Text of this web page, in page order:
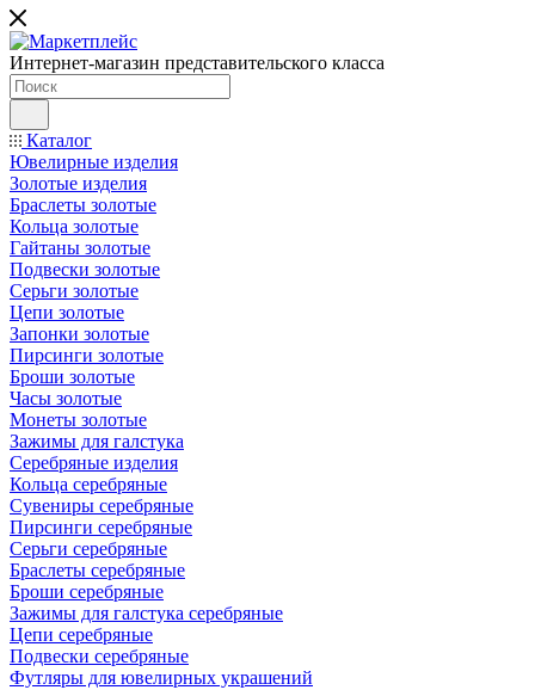
Интернет-магазин представительского класса
Каталог
Ювелирные изделия
Золотые изделия
Браслеты золотые
Кольца золотые
Гайтаны золотые
Подвески золотые
Серьги золотые
Цепи золотые
Запонки золотые
Пирсинги золотые
Броши золотые
Часы золотые
Монеты золотые
Зажимы для галстука
Серебряные изделия
Кольца серебряные
Сувениры серебряные
Пирсинги серебряные
Серьги серебряные
Браслеты серебряные
Броши серебряные
Зажимы для галстука серебряные
Цепи серебряные
Подвески серебряные
Футляры для ювелирных украшений